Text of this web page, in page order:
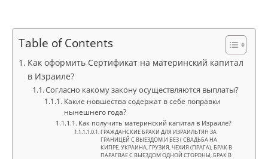
Table of Contents
Как оформить Сертификат на материнский капитал
в Израиле?
Согласно какому закону осуществляются выплаты?
Какие новшества содержат в себе поправки
нынешнего года?
Как получить материнский капитал в Израиле?
ГРАЖДАНСКИЕ БРАКИ ДЛЯ ИЗРАИЛЬТЯН ЗА
ГРАНИЦЕЙ С ВЫЕЗДОМ И БЕЗ ( СВАДЬБА НА
КИПРЕ, УКРАИНА, ГРУЗИЯ, ЧЕХИЯ (ПРАГА), БРАК В
ПАРАГВАЕ С ВЫЕЗДОМ ОДНОЙ СТОРОНЫ, БРАК В